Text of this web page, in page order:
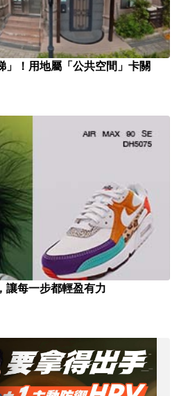
」！用地屬「公共空間」卡關
讓每一步都輕盈有力